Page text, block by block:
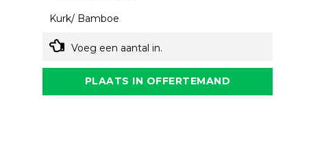
Kurk/ Bamboe
Voeg een aantal in.
PLAATS IN OFFERTEMAND